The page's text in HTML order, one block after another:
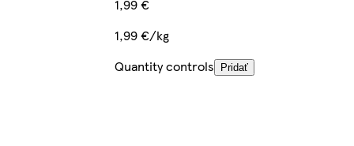
1,99 €
1,99 €/kg
Quantity controls
Pridať